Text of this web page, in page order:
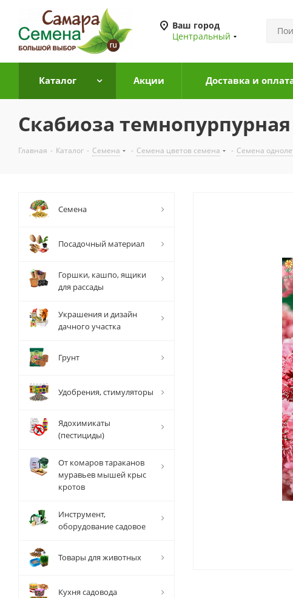
Ваш город
Центральный
Каталог Акции Доставка и
Скабиоза
Главная - Каталог - Семена - Семена цветов семена - Семена
Семена
Посадочный материал
Горшки, кашпо, ящики
для рассады
Украшения и дизайн
дачного участка
Грунт
Удобрения, стимуляторы
Ядохимикаты
(пестициды)
От комаров тараканов
муравьев мышей крыс
кротов
Инструмент,
оборудование садовое
Товары для животных
Кухня садовода